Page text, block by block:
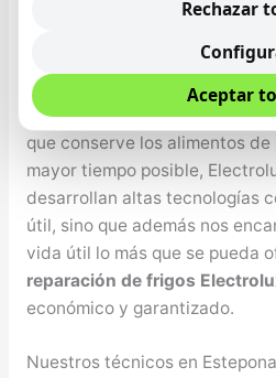
torno, no enfría
nuestro seres queridos
la alimentación que se tenga,
máxima importancia que se
que conserve los alimentos
mayor tiempo posible,
desarrollan altas tecnologías
útil, sino que además nos
vida útil lo más que se pueda
reparación de frigos
económico y garantizado.
Nuestros técnicos en
Rechazar
Aceptar